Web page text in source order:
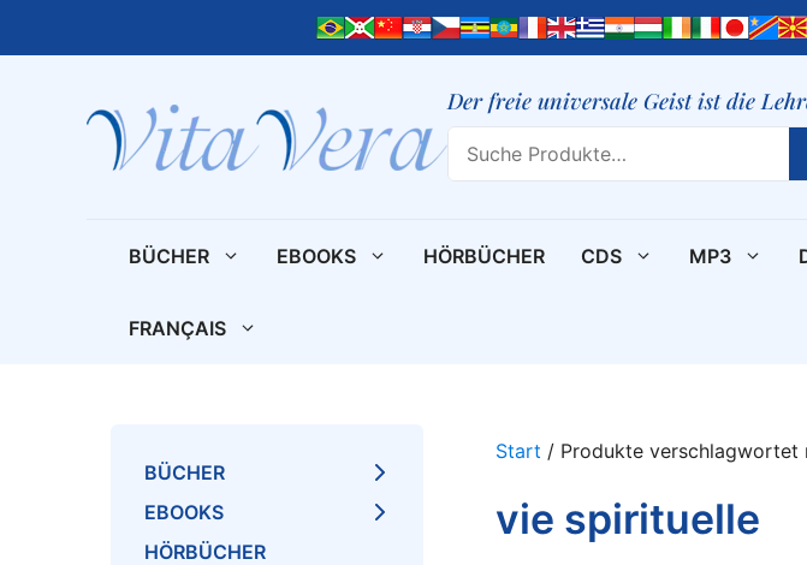
Der freie universale Geist ist die
Search
BÜCHER EBOOKS HÖRBÜCHER CDS MP3
FRANÇAIS
Start / Produkte verschlagwortet
vie spirituelle
BÜCHER
EBOOKS
HÖRBÜCHER